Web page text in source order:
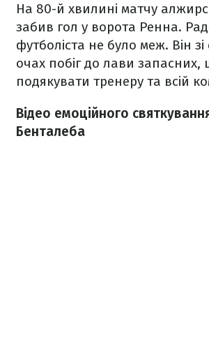
На 80-й хвилині матчу
забив гол у ворота Ренна.
футболіста не було меж. Він
очах побіг до лави запасних,
подякувати тренеру та всій
Відео емоційного
Бенталеба